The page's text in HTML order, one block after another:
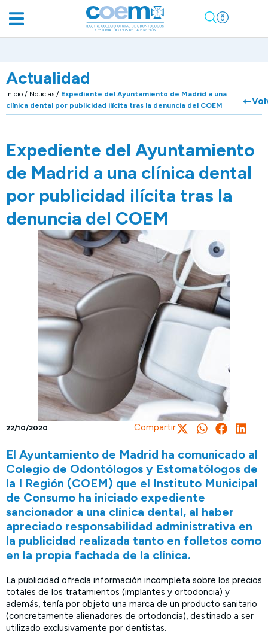
Actualidad
Inicio / Noticias / Expediente del Ayuntamiento de Madrid a una
clínica dental por publicidad ilícita tras la denuncia del COEM
Expediente del Ayuntamiento
de Madrid a una clínica dental
por publicidad ilícita tras la
denuncia del COEM
22/10/2020 Compartir
El Ayuntamiento de Madrid ha comunicado al
Colegio de Odontólogos y Estomatólogos de
la I Región (COEM) que el Instituto Municipal
de Consumo ha iniciado expediente
sancionador a una clínica dental, al haber
apreciado responsabilidad administrativa en
la publicidad realizada tanto en folletos como
en la propia fachada de la clínica.
La publicidad ofrecía información incompleta sobre los precios
totales de los tratamientos (implantes y ortodoncia) y
además, tenía por objeto una marca de un producto sanitario
(concretamente alienadores de ortodoncia), destinado a ser
utilizado exclusivamente por dentistas.